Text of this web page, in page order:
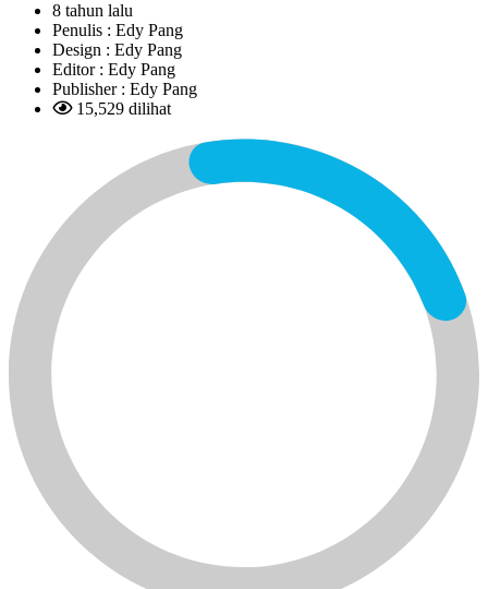
8 tahun lalu
Penulis : Edy Pang
Design : Edy Pang
Editor : Edy Pang
Publisher : Edy Pang
15,529 dilihat